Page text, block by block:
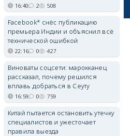
16:40 2 508
Facebook* снёс публикацию
премьера Индии и объяснил всё
технической ошибкой
22:16 0 427
Виноваты соцсети: марокканец
рассказал, почему решился
вплавь добраться в Сеуту
16:59 0 759
Китай пытается остановить утечку
специалистов и ужесточает
правила выезда